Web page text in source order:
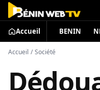
Accueil BENIN
Accueil / Société